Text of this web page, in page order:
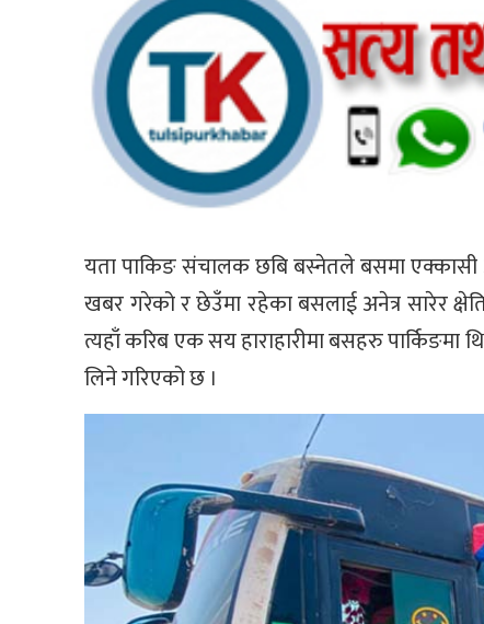
यता पाकिङ संचालक छबि बस्नेतले बसमा एक्कासी
खबर गरेको र छेउँमा रहेका बसलाई अनेत्र सारेर
त्यहाँ करिब एक सय हाराहारीमा बसहरु
लिने गरिएको छ ।